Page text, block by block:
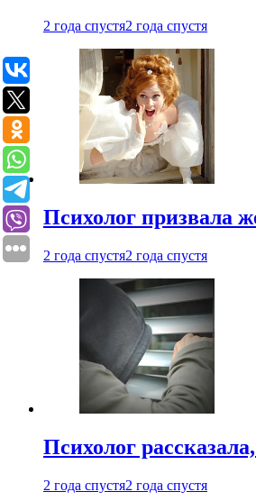
2 года спустя2 года спустя
Психолог призвала
2 года спустя2 года спустя
Психолог
2 года спустя2 года спустя